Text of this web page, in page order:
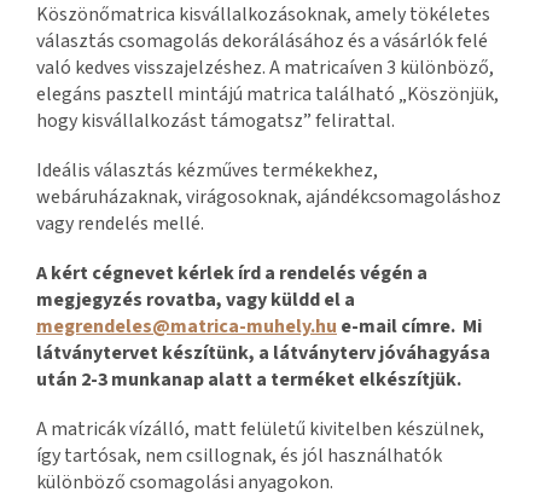
Köszönőmatrica kisvállalkozásoknak, amely tökéletes
választás csomagolás dekorálásához és a vásárlók felé
való kedves visszajelzéshez. A matricaíven 3 különböző,
elegáns pasztell mintájú matrica található „Köszönjük,
hogy kisvállalkozást támogatsz” felirattal.
Ideális választás kézműves termékekhez,
webáruházaknak, virágosoknak, ajándékcsomagoláshoz
vagy rendelés mellé.
A kért cégnevet kérlek írd a rendelés végén a
megjegyzés rovatba, vagy küldd el a
megrendeles@matrica-muhely.hu e-mail címre. Mi
látványtervet készítünk, a látványterv jóváhagyása
után 2-3 munkanap alatt a terméket elkészítjük.
A matricák vízálló, matt felületű kivitelben készülnek,
így tartósak, nem csillognak, és jól használhatók
különböző csomagolási anyagokon.